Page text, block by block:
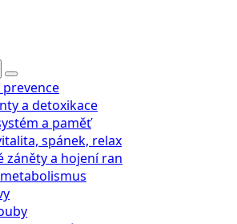
a detoxikace
a paměť
spánek, relax
záněty a hojení ran